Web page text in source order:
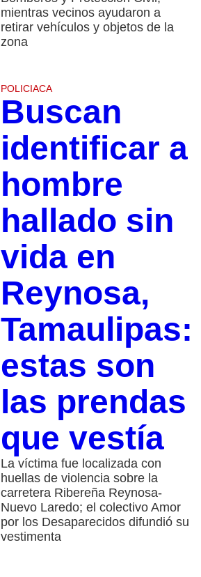
mientras vecinos ayudaron a
retirar vehículos y objetos de la
zona
POLICIACA
Buscan
identificar a
hombre
hallado sin
vida en
Reynosa,
Tamaulipas:
estas son
las prendas
que vestía
La víctima fue localizada con
huellas de violencia sobre la
carretera Ribereña Reynosa-
Nuevo Laredo; el colectivo Amor
por los Desaparecidos difundió su
vestimenta